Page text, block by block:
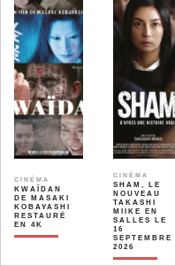
CINÉMA
KWAÏDAN
DE MASAKI
KOBAYASHI
RESTAURÉ
EN 4K
CINÉMA
SHAM, LE
NOUVEAU
TAKASHI
MIIKE EN
SALLES LE
16
SEPTEMBRE
2026